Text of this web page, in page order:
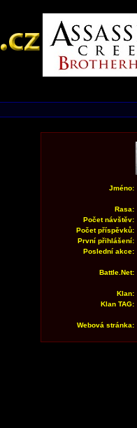
Jméno:
Rasa:
Počet návštěv:
Počet příspěvků:
První přihlášení:
Poslední akce:
Battle.Net:
Klan:
Klan TAG:
Webová stránka: